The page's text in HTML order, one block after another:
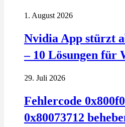
1. August 2026
Nvidia App stürzt
– 10 Lösungen für
29. Juli 2026
Fehlercode
0x80073712